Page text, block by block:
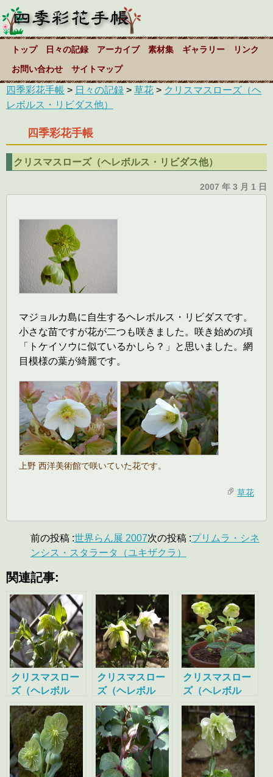
トップ 日々の記録 アーカイブ 素材集 ギャラリー リンク
お問い合わせ サイトマップ
四季彩花手帳 > 日々の記録 > 草花 > クリスマスローズ（ヘ
レボルス・リビダス他）
四季彩花手帳
クリスマスローズ（ヘレボルス・リビダス他）
2007 年 3 月 1 日
マジョルカ島に自生するヘレボルス・リビダスです。
小さな苗ですが花が二つも咲きました。咲き始めの頃
「トケイソウに似ているかしら？」と思いました。網
目模様の葉が綺麗です。
上野 西洋美術館で咲いていた花です。
草花
前の投稿 :世界らん展 2007次の投稿 :プリムラ・シネ
ンシス・スタラータ（ユキザクラ）
関連記事:
クリスマスロー
ズ（ヘレボル
ス）
クリスマスロー
ズ（ヘレボル
ス）
クリスマスロー
ズ（ヘレボル
ス）